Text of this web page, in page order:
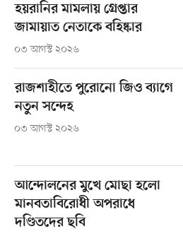
হয়রানির মামলায় গ্রেপ্তার
জামায়াত নেতাকে বহিষ্কার
০৩ আগস্ট ২০২৬
রাজশাহীতে পুরোনো জিও ব্যাগে
নতুন সন্দেহ
০৩ আগস্ট ২০২৬
আন্দোলনের মুখে মোছা হলো
মানবতাবিরোধী অপরাধে
দণ্ডিতদের ছবি